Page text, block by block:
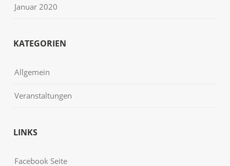
Januar 2020
KATEGORIEN
Allgemein
Veranstaltungen
LINKS
Facebook Seite